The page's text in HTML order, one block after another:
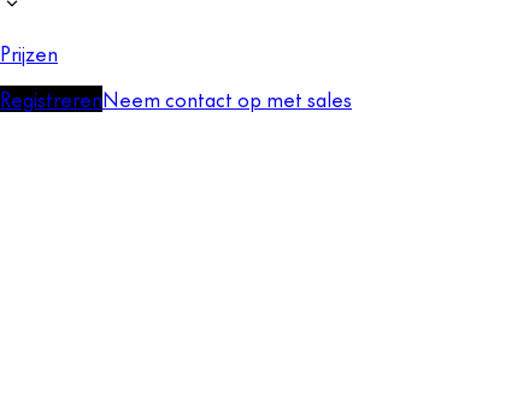
Prijzen
RegistrerenNeem contact op met sales